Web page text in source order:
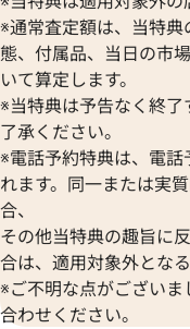
※通常査定額は、当特
態、付属品、当日の市
いて算定します。
※当特典は予告なく終
了承ください。
※電話予約特典は、電
れます。同一または実
合、
その他当特典の趣旨に
合は、適用対象外とな
※ご不明な点がござい
合わせください。